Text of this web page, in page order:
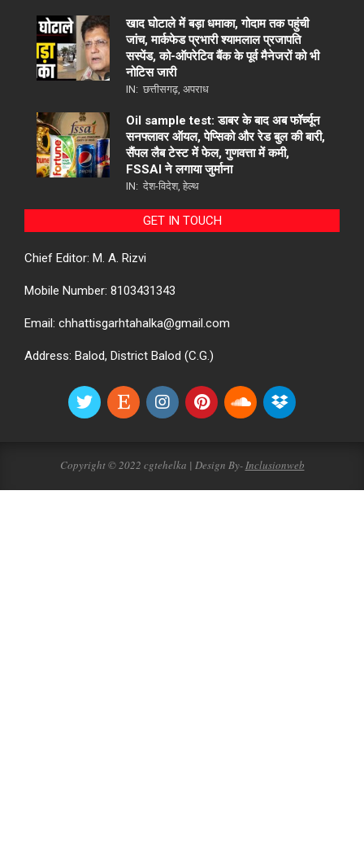
खाद घोटाले में बड़ा धमाका, गोदाम तक पहुंची
जांच, मार्कफेड प्रभारी श्यामलाल प्रजापति
सस्पेंड, को-ऑपरेटिव बैंक के पूर्व मैनेजरों को भी
नोटिस जारी
IN: छत्तीसगढ़, अपराध
Oil sample test: डाबर के बाद अब फॉर्च्यून
सनफ्लावर ऑयल, पेप्सिको और रेड बुल की बारी,
सैंपल लैब टेस्ट में फेल, गुणवत्ता में कमी,
FSSAI ने लगाया जुर्माना
IN: देश-विदेश, हेल्थ
GET IN TOUCH
Chief Editor: M. A. Rizvi
Mobile Number: 8103431343
Email: chhattisgarhtahalka@gmail.com
Address: Balod, District Balod (C.G.)
Copyright © 2022 cgtehelka | Design By-Inclusionweb